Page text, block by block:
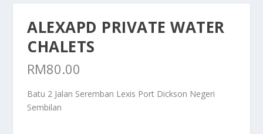
ALEXAPD PRIVATE WATER
CHALETS
RM80.00
Batu 2 Jalan Seremban Lexis Port Dickson Negeri
Sembilan